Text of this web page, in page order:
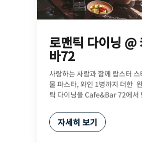
로맨틱 다이닝 @
바72
사랑하는 사람과 함께 랍스터
물 파스타, 와인 1병까지 더한
틱 다이닝을 Cafe&Bar 72에서
자세히 보기